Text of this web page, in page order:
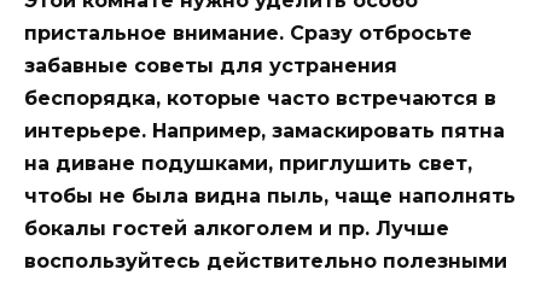
пристальное внимание. Сразу отбросьте
забавные советы для устранения
беспорядка, которые часто встречаются в
интерьере. Например, замаскировать пятна
на диване подушками, приглушить свет,
чтобы не была видна пыль, чаще наполнять
бокалы гостей алкоголем и пр. Лучше
воспользуйтесь действительно полезными